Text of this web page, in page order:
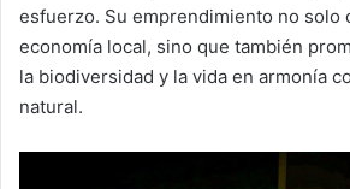
esfuerzo. Su emprendimiento no solo
economía local, sino que también
la biodiversidad y la vida en armonía
natural.